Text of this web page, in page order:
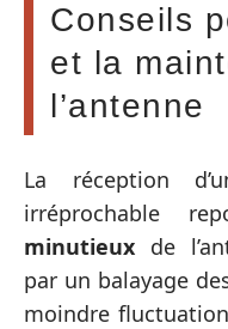
Conseils
et la
l’antenne
La réception
irréprochable
minutieux de
par un balayage
moindre